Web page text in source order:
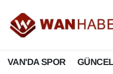
VAN'DA SPOR
3.SAYFA
ASAYİŞ
Van Nöbetçi Eczaneler
Van Hava Durumu